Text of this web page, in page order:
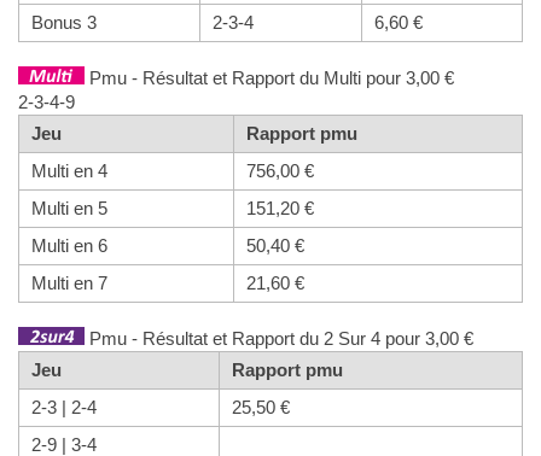
Bonus 3
2-3-4 6,60 €
Pmu - Résultat et Rapport du Multi pour 3,00 €
2-3-4-9
Jeu
Rapport pmu
Multi en 4
756,00 €
Multi en 5
151,20 €
Multi en 6
50,40 €
Multi en 7
21,60 €
Pmu - Résultat et Rapport du 2 Sur 4 pour 3,00 €
Jeu
Rapport pmu
2-3 | 2-4
25,50 €
2-9 | 3-4